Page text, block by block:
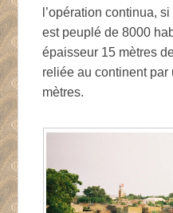
l’opération continua,
est peuplé de 8000
épaisseur 15 mètres
reliée au continent
mètres.